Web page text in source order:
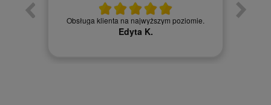
Obsługa klienta na najwyższym poziomie.
Edyta K.